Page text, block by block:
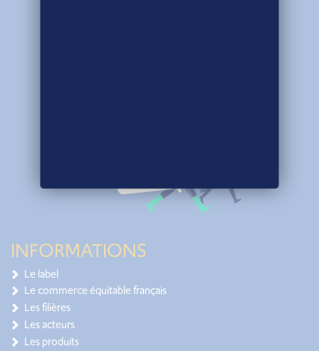
INFORMATIONS
Le label
Le commerce équitable français
Les filières
Les acteurs
Les produits